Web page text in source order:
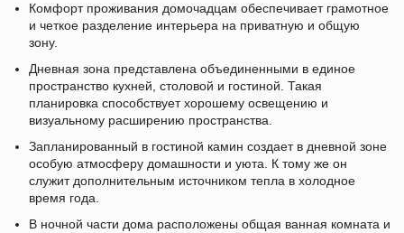
Комфорт проживания домочадцам обеспечивает грамотное
и четкое разделение интерьера на приватную и общую
зону.
Дневная зона представлена объединенными в единое
пространство кухней, столовой и гостиной. Такая
планировка способствует хорошему освещению и
визуальному расширению пространства.
Запланированный в гостиной камин создает в дневной зоне
особую атмосферу домашности и уюта. К тому же он
служит дополнительным источником тепла в холодное
время года.
В ночной части дома расположены общая ванная комната и